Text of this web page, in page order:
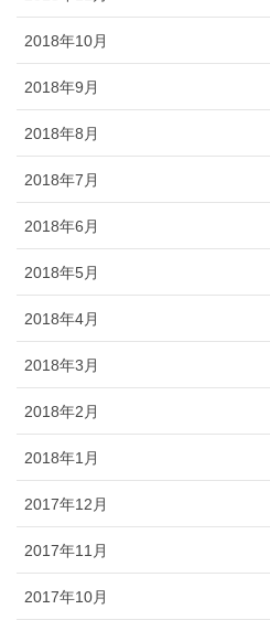
2018年10月
2018年9月
2018年8月
2018年7月
2018年6月
2018年5月
2018年4月
2018年3月
2018年2月
2018年1月
2017年12月
2017年11月
2017年10月